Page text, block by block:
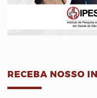
RECEBA NOSSO